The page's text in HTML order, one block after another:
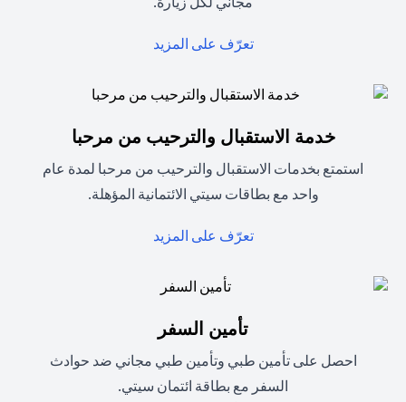
تعرّف على المزيد
خدمة الاستقبال والترحيب من مرحبا
استمتع بخدمات الاستقبال والترحيب من مرحبا لمدة عام
واحد مع بطاقات سيتي الائتمانية المؤهلة.
تعرّف على المزيد
تأمين السفر
احصل على تأمين طبي وتأمين طبي مجاني ضد حوادث
السفر مع بطاقة ائتمان سيتي.